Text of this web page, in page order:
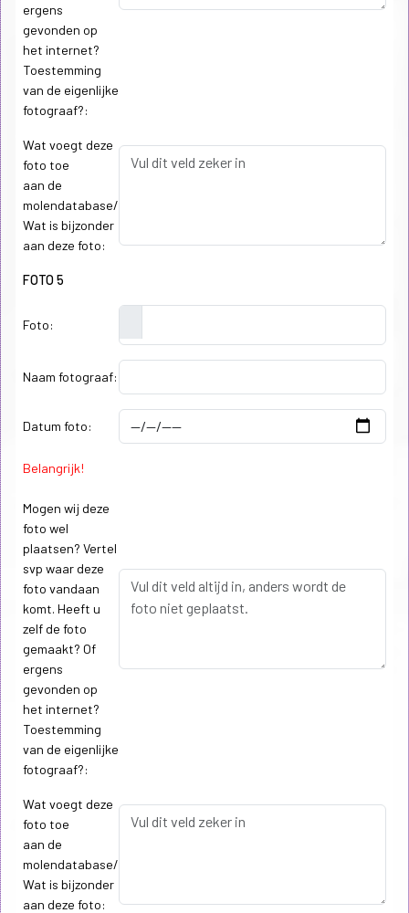
ergens
gevonden op
het internet?
Toestemming
van de eigenlijke
fotograaf?:
Wat voegt deze
foto toe
aan de
molendatabase/
Wat is bijzonder
aan deze foto:
FOTO 5
Foto:
Naam fotograaf:
Datum foto:
Belangrijk!
Mogen wij deze
foto wel
plaatsen? Vertel
svp waar deze
foto vandaan
komt. Heeft u
zelf de foto
gemaakt? Of
ergens
gevonden op
het internet?
Toestemming
van de eigenlijke
fotograaf?:
Wat voegt deze
foto toe
aan de
molendatabase/
Wat is bijzonder
aan deze foto: